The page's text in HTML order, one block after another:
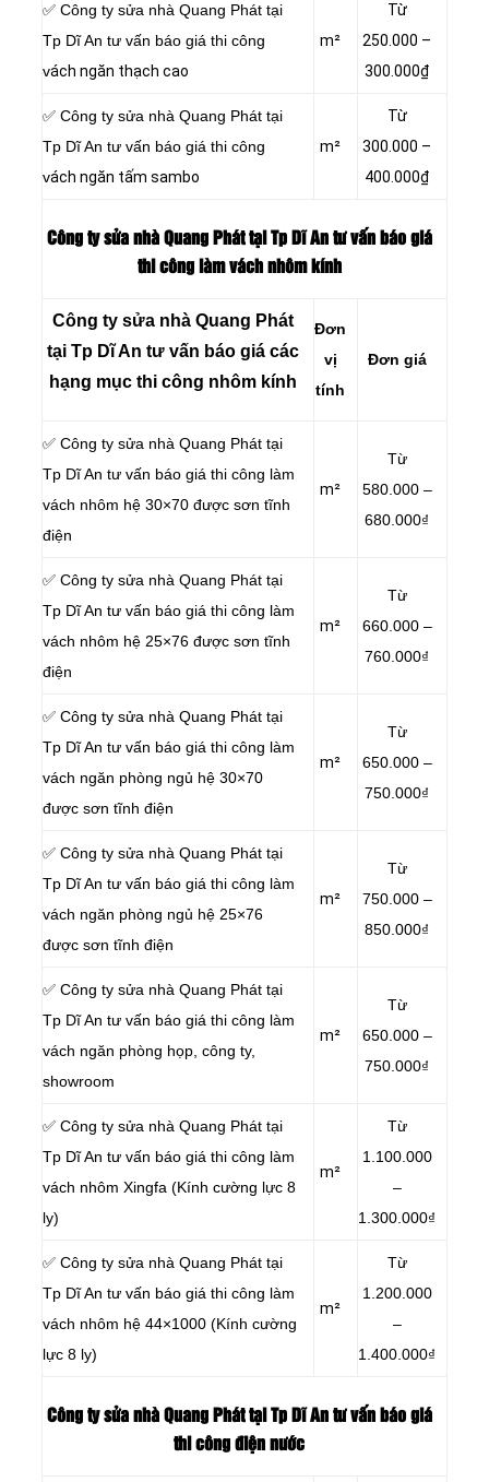
✅ Công ty sửa nhà Quang Phát tại
Tp Dĩ An tư vấn báo giá thi công
vách ngăn thạch cao
m²
Từ
250.000 –
300.000₫
✅ Công ty sửa nhà Quang Phát tại
Tp Dĩ An tư vấn báo giá thi công
vách ngăn tấm sambo
m²
Từ
300.000 –
400.000₫
Công ty sửa nhà Quang Phát tại Tp Dĩ An tư vấn báo giá
thi công làm vách nhôm kính
Công ty sửa nhà Quang Phát
tại Tp Dĩ An tư vấn báo giá các
hạng mục thi công nhôm kính
Đơn
vị
tính
Đơn giá
✅ Công ty sửa nhà Quang Phát tại
Tp Dĩ An tư vấn báo giá thi công làm
vách nhôm hệ 30×70 được sơn tĩnh
điện
m²
Từ
580.000 –
680.000₫
✅ Công ty sửa nhà Quang Phát tại
Tp Dĩ An tư vấn báo giá thi công làm
vách nhôm hệ 25×76 được sơn tĩnh
điện
m²
Từ
660.000 –
760.000₫
✅ Công ty sửa nhà Quang Phát tại
Tp Dĩ An tư vấn báo giá thi công làm
vách ngăn phòng ngủ hệ 30×70
được sơn tĩnh điện
m²
Từ
650.000 –
750.000₫
✅ Công ty sửa nhà Quang Phát tại
Tp Dĩ An tư vấn báo giá thi công làm
vách ngăn phòng ngủ hệ 25×76
được sơn tĩnh điện
m²
Từ
750.000 –
850.000₫
✅ Công ty sửa nhà Quang Phát tại
Tp Dĩ An tư vấn báo giá thi công làm
vách ngăn phòng họp, công ty,
showroom
m²
Từ
650.000 –
750.000₫
✅ Công ty sửa nhà Quang Phát tại
Tp Dĩ An tư vấn báo giá thi công làm
vách nhôm Xingfa (Kính cường lực 8
ly)
m²
Từ
1.100.000
–
1.300.000₫
✅ Công ty sửa nhà Quang Phát tại
Tp Dĩ An tư vấn báo giá thi công làm
vách nhôm hệ 44×1000 (Kính cường
lực 8 ly)
m²
Từ
1.200.000
–
1.400.000₫
Công ty sửa nhà Quang Phát tại Tp Dĩ An tư vấn báo giá
thi công điện nước